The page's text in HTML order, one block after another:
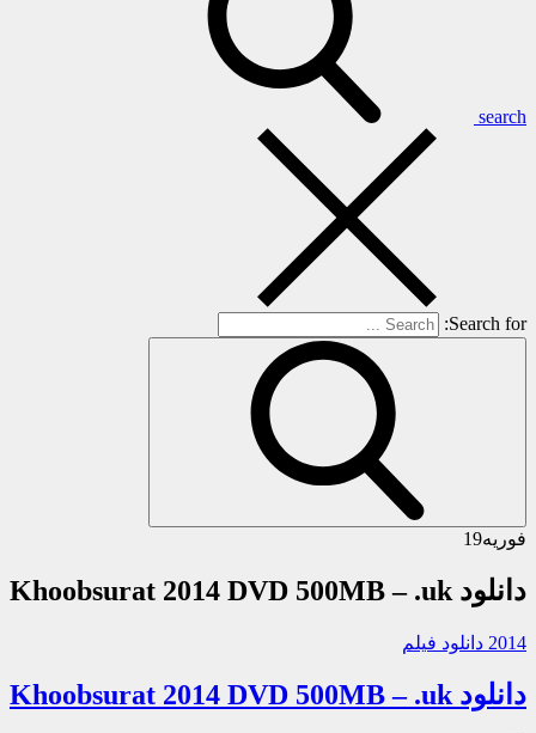
search
Search for:
فوریه19
دانلود Khoobsurat 2014 DVD 500MB – .uk
2014 دانلود فیلم
دانلود Khoobsurat 2014 DVD 500MB – .uk